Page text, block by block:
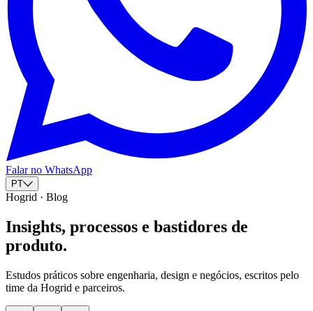
Falar no WhatsApp
PT
Hogrid · Blog
Insights, processos e bastidores de
produto.
Estudos práticos sobre engenharia, design e negócios, escritos pelo
time da Hogrid e parceiros.